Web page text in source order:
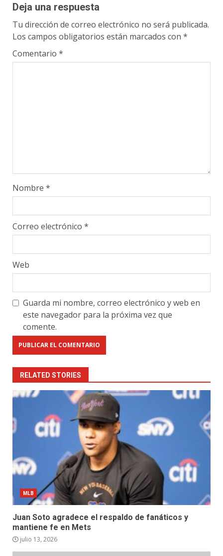
Deja una respuesta
Tu dirección de correo electrónico no será publicada.
Los campos obligatorios están marcados con *
Comentario *
Nombre *
Correo electrónico *
Web
Guarda mi nombre, correo electrónico y web en
este navegador para la próxima vez que
comente.
RELATED STORIES
MLB
Juan Soto agradece el respaldo de fanáticos y
mantiene fe en Mets
julio 13, 2026